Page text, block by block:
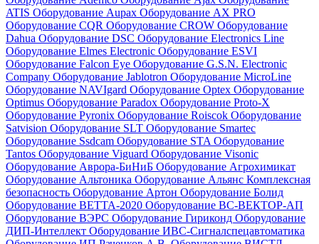
ATIS Оборудование Aupax Оборудование AX PRO
Оборудование CQR Оборудование CROW Оборудование
Dahua Оборудование DSC Оборудование Electronics Line
Оборудование Elmes Electronic Оборудование ESVI
Оборудование Falcon Eye Оборудование G.S.N. Electronic
Company Оборудование Jablotron Оборудование MicroLine
Оборудование NAVIgard Оборудование Optex Оборудование
Optimus Оборудование Paradox Оборудование Proto-X
Оборудование Pyronix Оборудование Roiscok Оборудование
Satvision Оборудование SLT Оборудование Smartec
Оборудование Ssdcam Оборудование STA Оборудование
Tantos Оборудование Viguard Оборудование Visonic
Оборудование Аврора-БиНиБ Оборудование Агрохимикат
Оборудование Альтоника Оборудование Альянс Комплексная
безопасность Оборудование Артон Оборудование Болид
Оборудование ВЕТТА-2020 Оборудование ВС-ВЕКТОР-АП
Оборудование ВЭРС Оборудование Гириконд Оборудование
ДИП-Интеллект Оборудование ИВС-Сигналспецавтоматика